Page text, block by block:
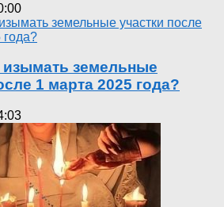
изымать земельные
1 марта 2025 года?